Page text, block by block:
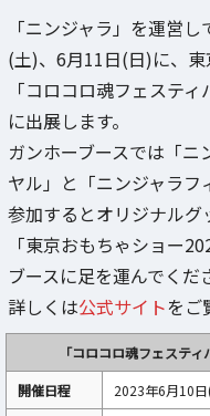
「ニンジャラ」を運営
(土)、6月11日(日)に、
「コロコロ魂フェステ
に出展します。
ガンホーブースでは「
ヤル」と「ニンジャラフ
参加するとオリジナルグ
「東京おもちゃショー
ブースに足を運んでくだ
詳しくは公式サイトをご
「コロコロ魂フェステ
開催日程
2023年6月10